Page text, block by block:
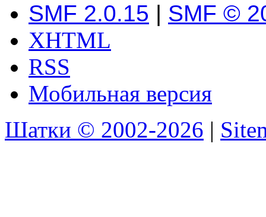
SMF 2.0.15 | SMF ©
XHTML
RSS
Мобильная версия
Шатки © 2002-2026 |